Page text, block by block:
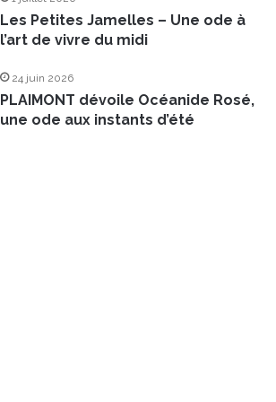
Les Petites Jamelles – Une ode à
l’art de vivre du midi
24 juin 2026
PLAIMONT dévoile Océanide Rosé,
une ode aux instants d’été